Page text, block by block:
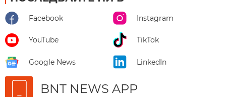
Facebook Instagram
YouTube TikTok
Google News LinkedIn
BNT NEWS APP